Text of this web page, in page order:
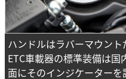
ハンドルはラバーマウント
ETC車載器の標準装備は国
面にそのインジケーターを